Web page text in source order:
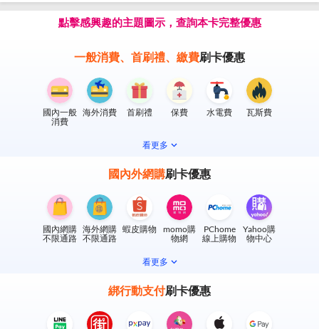
點擊感興趣的主題圖示，查詢本卡完整優惠
一般消費、首刷禮、繳費刷卡優惠
國內一般
消費
海外消費 首刷禮 保費 水電費 瓦斯費
看更多
國內外網購刷卡優惠
國內網購
不限通路
海外網購
不限通路
蝦皮購物
momo購
物網
PChome
線上購物
Yahoo購
物中心
看更多
綁行動支付刷卡優惠